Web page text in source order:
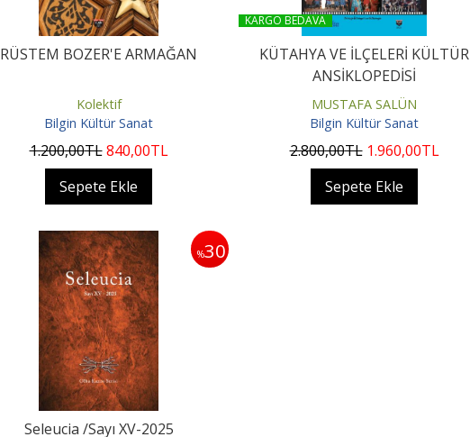
RÜSTEM BOZER'E ARMAĞAN
Kolektif
Bilgin Kültür Sanat
1.200,00TL 840,00TL
Sepete Ekle
KARGO BEDAVA
KÜTAHYA VE İLÇELERİ KÜLTÜR
ANSİKLOPEDİSİ
MUSTAFA SALÜN
Bilgin Kültür Sanat
2.800,00TL 1.960,00TL
Sepete Ekle
%30
Seleucia /Sayı XV-2025